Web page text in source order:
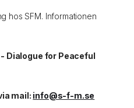
hos SFM. Informationen
Dialogue for Peaceful
mail: info@s-f-m.se